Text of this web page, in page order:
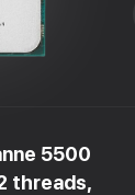
5500
threads,